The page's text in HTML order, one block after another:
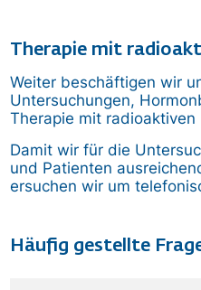
Therapie mit
Weiter beschäftigen wir
Untersuchungen,
Therapie mit radioaktiven
Damit wir für die
und Patienten
ersuchen wir um
Häufig gestellte